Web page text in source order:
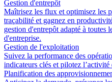
Gestion d'entrepôt
Maîtrisez les flux et optimisez les
traçabilité et gagnez en
gestion d'entrepôt adapté à toutes
d'entreprise.
Gestion de l'exploitation
Suivez la performance des
indicateurs clés et pilotez
Planification des